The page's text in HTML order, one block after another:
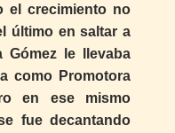
el crecimiento no
último en saltar a
Gómez le llevaba
como Promotora
en ese mismo
fue decantando